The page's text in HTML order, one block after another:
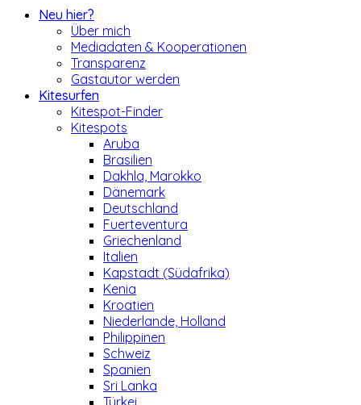
Neu hier?
Über mich
Mediadaten & Kooperationen
Transparenz
Gastautor werden
Kitesurfen
Kitespot-Finder
Kitespots
Aruba
Brasilien
Dakhla, Marokko
Dänemark
Deutschland
Fuerteventura
Griechenland
Italien
Kapstadt (Südafrika)
Kenia
Kroatien
Niederlande, Holland
Philippinen
Schweiz
Spanien
Sri Lanka
Türkei